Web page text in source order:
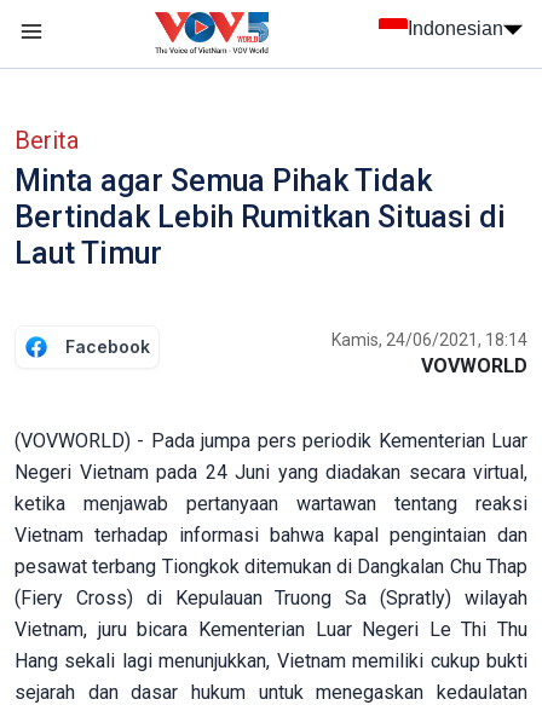
Indonesian
Berita
Minta agar Semua Pihak Tidak
Bertindak Lebih Rumitkan Situasi di
Laut Timur
Facebook Kamis, 24/06/2021, 18:14
VOVWORLD
(VOVWORLD) - Pada jumpa pers periodik Kementerian Luar
Negeri Vietnam pada 24 Juni yang diadakan secara virtual,
ketika menjawab pertanyaan wartawan tentang reaksi
Vietnam terhadap informasi bahwa kapal pengintaian dan
pesawat terbang Tiongkok ditemukan di Dangkalan Chu Thap
(Fiery Cross) di Kepulauan Truong Sa (Spratly) wilayah
Vietnam, juru bicara Kementerian Luar Negeri Le Thi Thu
Hang sekali lagi menunjukkan, Vietnam memiliki cukup bukti
sejarah dan dasar hukum untuk menegaskan kedaulatan